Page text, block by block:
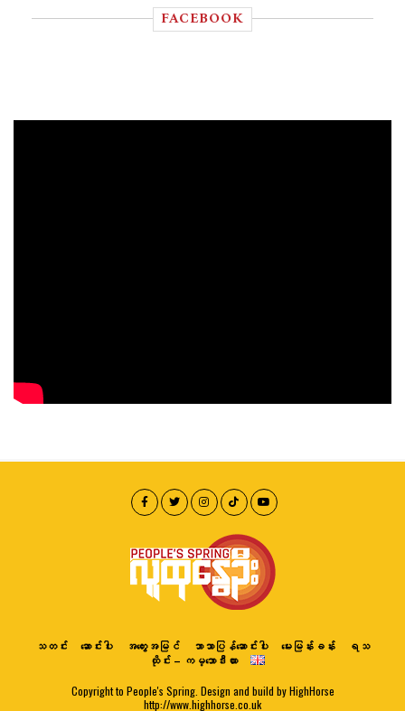
FACEBOOK
သတင်း ဆောင်းပါး အတွေးအမြင် ဘာသာပြန်ဆောင်းပါး မေးမြန်းခန်း
ရသ
ထိုင်း – ကမ္ဘောဒီးယား
Copyright to People's Spring. Design and build by HighHorse
http://www.highhorse.co.uk